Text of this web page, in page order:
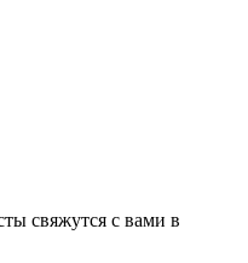
свяжутся с вами в